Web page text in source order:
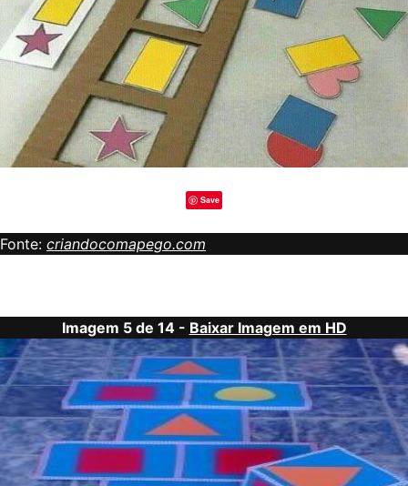
Save
Fonte: criandocomapego.com
Imagem 5 de 14 - Baixar Imagem em HD